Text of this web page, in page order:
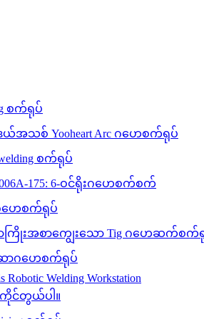
စက်ရုပ်
ယ်အသစ် Yooheart Arc ဂဟေစက်ရုပ်
စက်ရုပ်
175: 6-ဝင်ရိုးဂဟေစက်စက်
ဟေစက်ရုပ်
ကြိုးအစာကျွေးသော Tig ဂဟေဆက်စက်
ာဂဟေစက်ရုပ်
Robotic Welding Workstation
င်တွယ်ပါ။